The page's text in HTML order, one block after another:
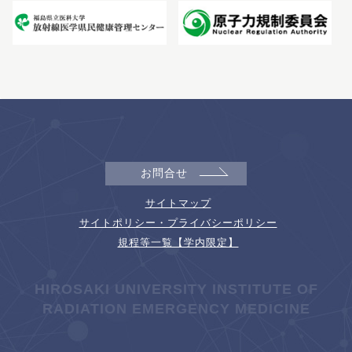
お問合せ
サイトマップ
サイトポリシー・プライバシーポリシー
規程等一覧【学内限定】
HIROSAKI UNIVERSITY INSTITUTE OF
RADIATION EMERGENCY MEDICINE